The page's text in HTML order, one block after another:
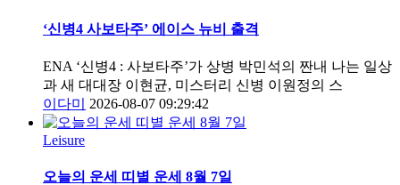
‘신병4 사보타주’ 에이스 뉴비 출격
ENA ‘신병4 : 사보타주’가 상병 박민석의 짠내 나는 일상
과 새 대대장 이현균, 미스터리 신병 이원정의 스
이다미
2026-08-07 09:29:42
Leisure
오늘의 운세 띠별 운세 8월 7일